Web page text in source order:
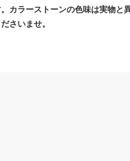
カラーストーンの色味は実物と
さいませ。